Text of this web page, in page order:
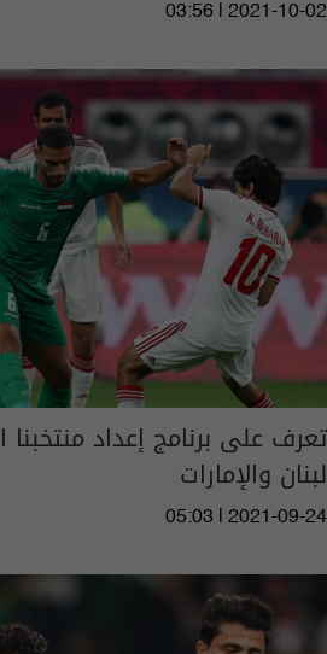
03:56 | 2021-10-02
تعرف على برنامج إعداد
لبنان والإمارات
05:03 | 2021-09-24